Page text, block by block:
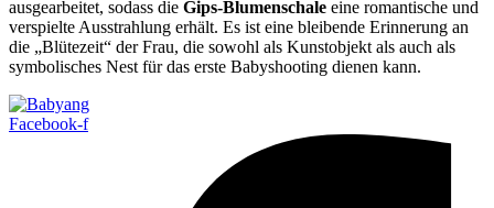
ausgearbeitet, sodass die Gips-Blumenschale eine romantische und
verspielte Ausstrahlung erhält. Es ist eine bleibende Erinnerung an
die „Blütezeit“ der Frau, die sowohl als Kunstobjekt als auch als
symbolisches Nest für das erste Babyshooting dienen kann.
Facebook-f